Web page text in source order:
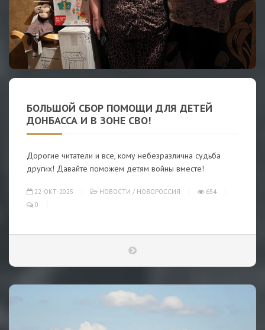
БОЛЬШОЙ СБОР ПОМОЩИ ДЛЯ ДЕТЕЙ
ДОНБАССА И В ЗОНЕ СВО!
Дорогие читатели и все, кому небезразлична судьба
других! Давайте поможем детям войны вместе!
22-ОКТ-2025 НОВОСТИ / НОВОРОССИЯ
654
0